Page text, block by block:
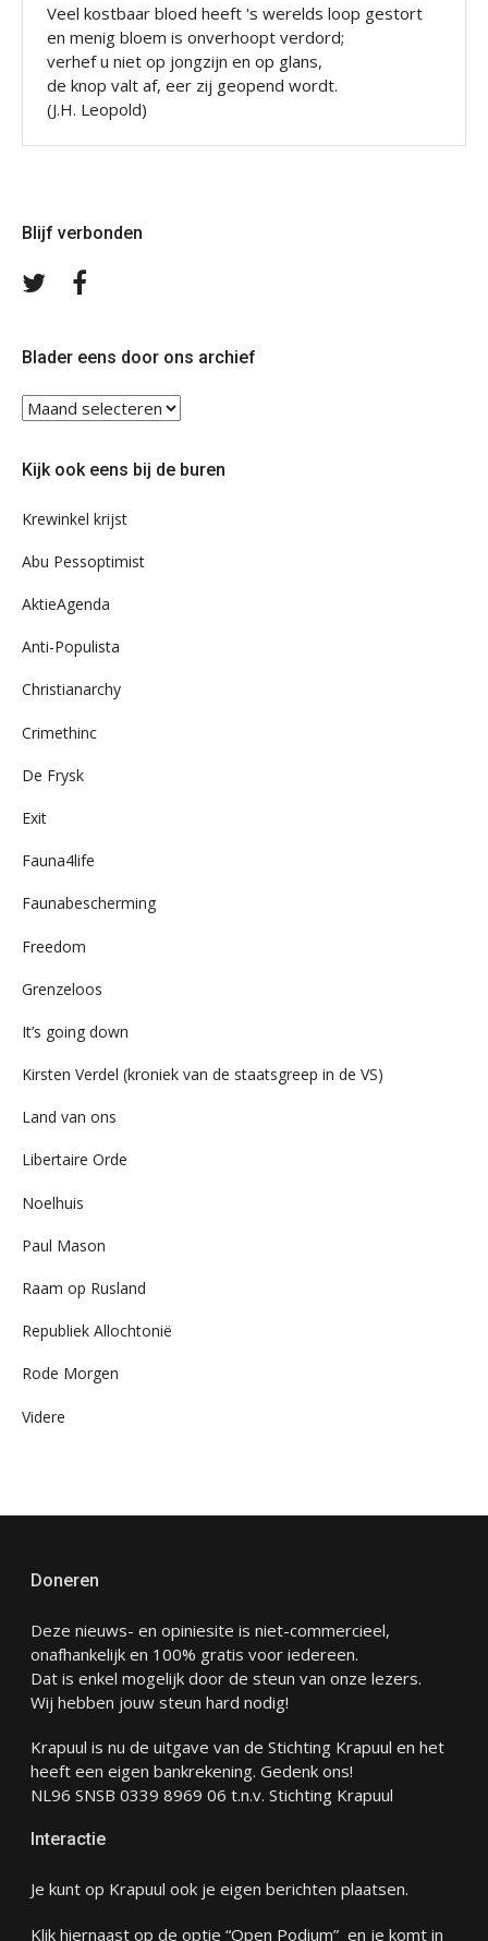
Veel kostbaar bloed heeft 's werelds loop gestort
en menig bloem is onverhoopt verdord;
verhef u niet op jongzijn en op glans,
de knop valt af, eer zij geopend wordt.
(J.H. Leopold)
Blijf verbonden
Volg
Blader eens door ons archief
Blader
eens
ons
Kijk ook eens bij de buren
Krewinkel krijst
Abu Pessoptimist
AktieAgenda
Anti-Populista
Christianarchy
Crimethinc
De Frysk
Exit
Fauna4life
Faunabescherming
Freedom
Grenzeloos
It’s going down
Kirsten Verdel (kroniek van de staatsgreep in de VS)
Land van ons
Libertaire Orde
Noelhuis
Paul Mason
Raam op Rusland
Republiek Allochtonië
Rode Morgen
Videre
Doneren
Deze nieuws- en opiniesite is niet-commercieel,
onafhankelijk en 100% gratis voor iedereen.
Dat is enkel mogelijk door de steun van onze lezers.
Wij hebben jouw steun hard nodig!
Krapuul is nu de uitgave van de Stichting Krapuul en het
heeft een eigen bankrekening. Gedenk ons!
NL96 SNSB 0339 8969 06 t.n.v. Stichting Krapuul
Interactie
Je kunt op Krapuul ook je eigen berichten plaatsen.
Klik hiernaast op de optie “Open Podium” en je komt in